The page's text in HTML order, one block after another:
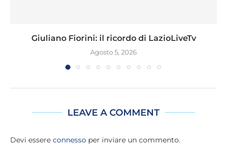
Giuliano Fiorini: il ricordo di LazioLiveTv
Agosto 5, 2026
LEAVE A COMMENT
Devi essere connesso per inviare un commento.